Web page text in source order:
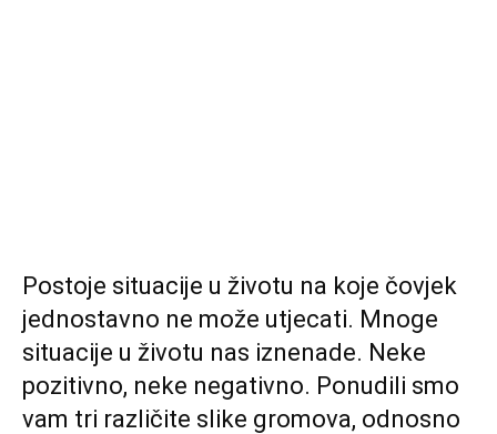
Postoje situacije u životu na koje čovjek
jednostavno ne može utjecati. Mnoge
situacije u životu nas iznenade. Neke
pozitivno, neke negativno. Ponudili smo
vam tri različite slike gromova, odnosno